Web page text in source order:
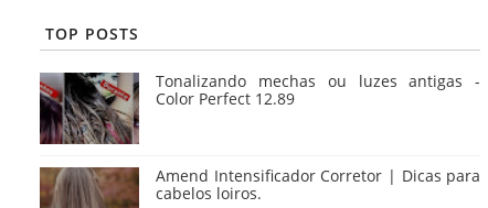
TOP POSTS
Tonalizando mechas ou luzes antigas -
Color Perfect 12.89
Amend Intensificador Corretor | Dicas para
cabelos loiros.